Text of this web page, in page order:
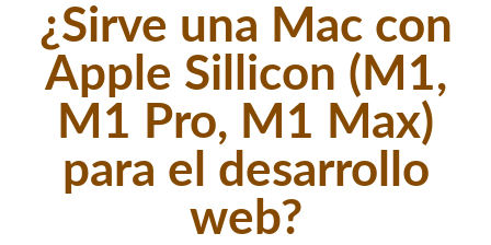
¿Sirve una Mac con
Apple Sillicon (M1,
M1 Pro, M1 Max)
para el desarrollo
web?